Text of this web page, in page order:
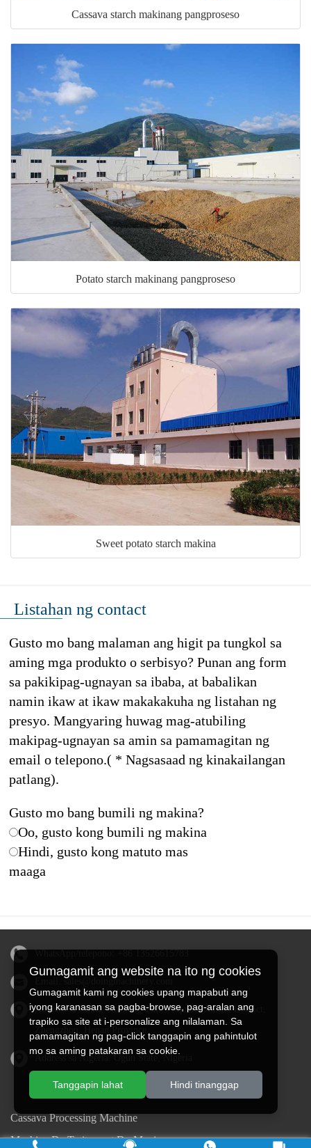
Cassava starch makinang pangproseso
Potato starch makinang pangproseso
Sweet potato starch makina
Listahan ng contact
Gusto mo bang malaman ang higit pa tungkol sa
aming mga produkto o serbisyo? Punan ang form
sa pakikipag-ugnayan sa ibaba, at babalikan
namin ikaw at ikaw makakakuha ng listahan ng
presyo. Mangyaring huwag mag-atubiling
makipag-ugnayan sa amin sa pamamagitan ng
email o telepono.( * Nagsasaad ng kinakailangan
patlang).
Gusto mo bang bumili ng makina?
Oo, gusto kong bumili ng makina
Hindi, gusto kong matuto mas
maaga
sales@doingmachinery.com
Address sa China: Jincheng Times Square, Jinshui District,
Zhengzhou, Henan Province
Address sa Nigeria: Ogun State, Nigeria
Cassava Processing Machine
Machine De Traitement Du Manioc
Gumagamit ang website na ito ng cookies
Gumagamit kami ng cookies upang mapabuti ang
iyong karanasan sa pagba-browse, pag-aralan ang
trapiko sa site at i-personalize ang nilalaman. Sa
pamamagitan ng pag-click tanggapin ang pahintulot
mo sa aming patakaran sa cookie.
Tanggapin lahat Hindi tinanggap